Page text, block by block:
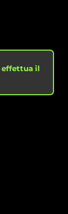
effettua il